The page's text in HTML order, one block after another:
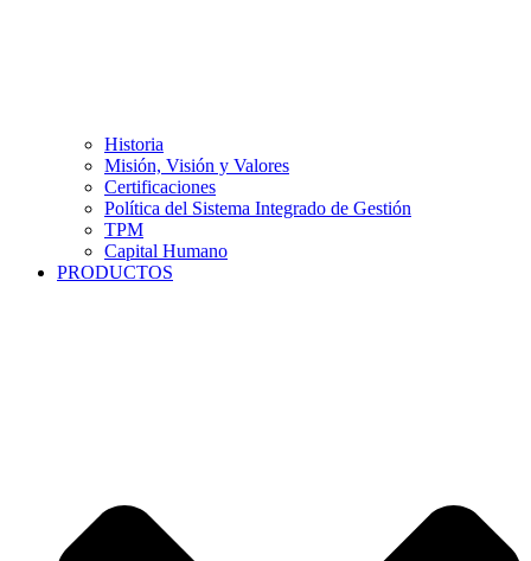
Historia
Misión, Visión y Valores
Certificaciones
Política del Sistema Integrado de Gestión
TPM
Capital Humano
PRODUCTOS